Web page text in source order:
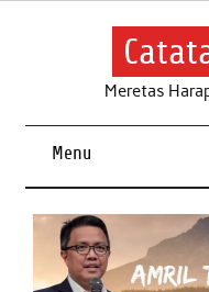
Skip
Meretas
Menu